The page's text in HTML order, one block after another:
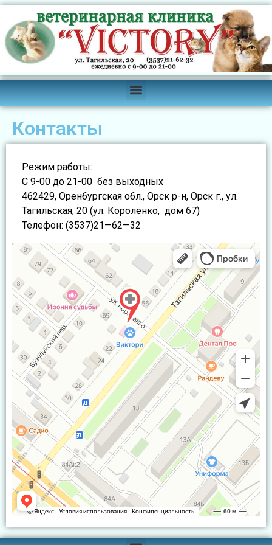
Контакты
Режим работы:
С 9-00 до 21-00 без выходных
462429, Оренбургская обл., Орск р-н, Орск г., ул.
Тагильская, 20 (ул. Короленко, дом 67)
Телефон: (3537)21—62—32